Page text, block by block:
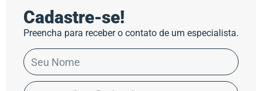
Cadastre-se!
Preencha para receber o contato de um especialista.